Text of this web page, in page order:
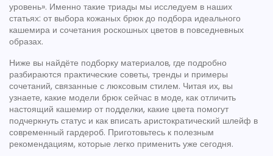
уровень». Именно такие триады мы исследуем в наших
статьях: от выбора кожаных брюк до подбора идеального
кашемира и сочетания роскошных цветов в повседневных
образах.
Ниже вы найдёте подборку материалов, где подробно
разбираются практические советы, тренды и примеры
сочетаний, связанные с люксовым стилем. Читая их, вы
узнаете, какие модели брюк сейчас в моде, как отличить
настоящий кашемир от подделки, какие цвета помогут
подчеркнуть статус и как вписать аристократический шлейф в
современный гардероб. Приготовьтесь к полезным
рекомендациям, которые легко применить уже сегодня.